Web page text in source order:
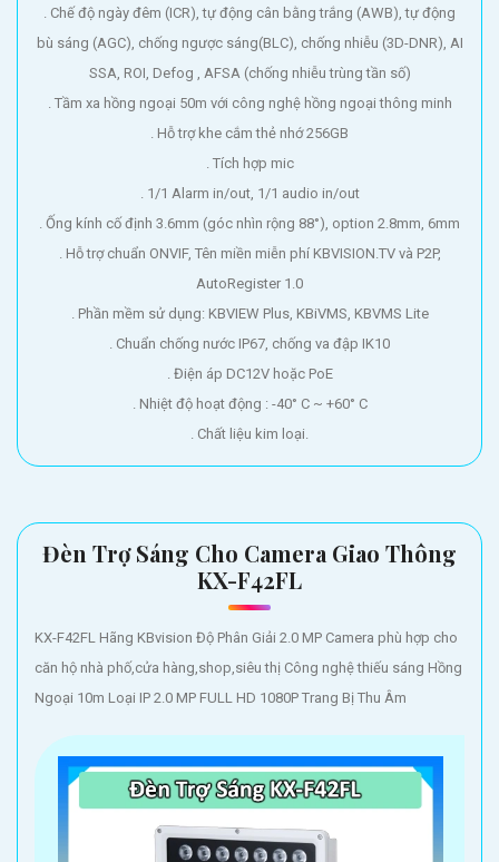
. Chế độ ngày đêm (ICR), tự động cân bằng trắng (AWB), tự động
bù sáng (AGC), chống ngược sáng(BLC), chống nhiễu (3D-DNR), AI
SSA, ROI, Defog , AFSA (chống nhiễu trùng tần số)
. Tầm xa hồng ngoại 50m với công nghệ hồng ngoại thông minh
. Hỗ trợ khe cắm thẻ nhớ 256GB
. Tích hợp mic
. 1/1 Alarm in/out, 1/1 audio in/out
. Ống kính cố định 3.6mm (góc nhìn rộng 88°), option 2.8mm, 6mm
. Hỗ trợ chuẩn ONVIF, Tên miền miễn phí KBVISION.TV và P2P,
AutoRegister 1.0
. Phần mềm sử dụng: KBVIEW Plus, KBiVMS, KBVMS Lite
. Chuẩn chống nước IP67, chống va đập IK10
. Điện áp DC12V hoặc PoE
. Nhiệt độ hoạt động : -40° C ~ +60° C
. Chất liệu kim loại.
Đèn Trợ Sáng Cho Camera Giao Thông
KX-F42FL
KX-F42FL Hãng KBvision Độ Phân Giải 2.0 MP Camera phù hợp cho
căn hộ nhà phố,cửa hàng,shop,siêu thị Công nghệ thiếu sáng Hồng
Ngoại 10m Loại IP 2.0 MP FULL HD 1080P Trang Bị Thu Âm